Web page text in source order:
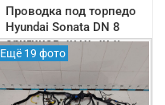
На складе: Раменское
-->
Проводка под торпедо
Hyundai Sonata DN 8
оригинал 2019-2025
(91100L1321)
Ещё 19 фото